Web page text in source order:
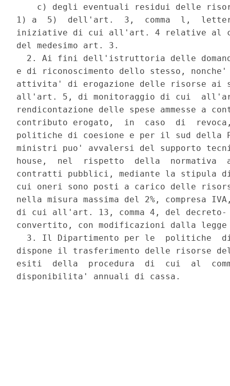
c) degli eventuali residui delle
1) a  5)  dell'art.  3,  comma  l,
iniziative di cui all'art. 4 relative al
del medesimo art. 3.
2. Ai fini dell'istruttoria delle
e di riconoscimento dello stesso,
attivita' di erogazione delle risorse ai
all'art. 5, di monitoraggio di cui
rendicontazione delle spese ammesse a
contributo erogato,  in  caso  di
politiche di coesione e per il sud della
ministri puo' avvalersi del supporto
house,  nel  rispetto  della  normativa
contratti pubblici, mediante la stipula
cui oneri sono posti a carico delle
nella misura massima del 2%, compresa
di cui all'art. 13, comma 4, del decreto-
convertito, con modificazioni dalla
3. Il Dipartimento per le  politiche
dispone il trasferimento delle risorse
esiti  della  procedura  di  cui  al